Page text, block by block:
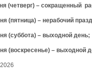
(четверг) – сокращенный
(пятница) – нерабочий
(суббота) – выходной день;
(воскресенье) – выходной